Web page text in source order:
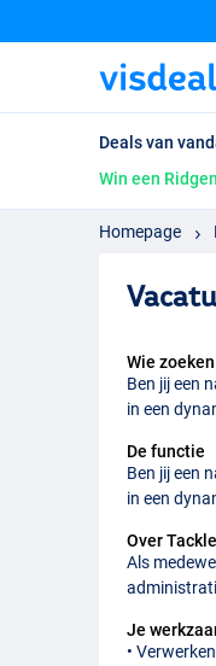
Deals van
Win een
Homepage
Wie
Ben jij een
in een
De functie
Ben jij een
in een
Over
Als
Je
•